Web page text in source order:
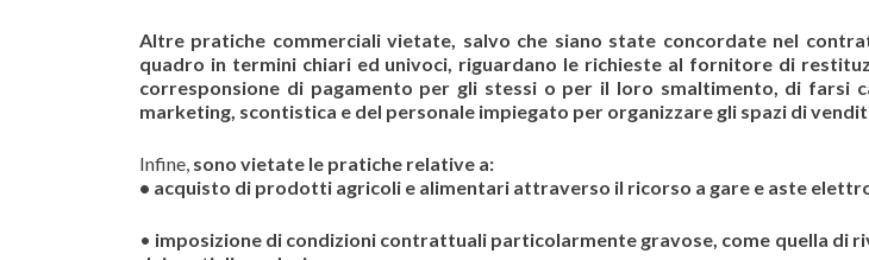
Altre pratiche commerciali vietate, salvo che siano state concordate nel
quadro in termini chiari ed univoci, riguardano le richieste al fornitore di
corresponsione di pagamento per gli stessi o per il loro smaltimento, di farsi
marketing, scontistica e del personale impiegato per organizzare gli spazi di
Infine, sono vietate le pratiche relative a:
• acquisto di prodotti agricoli e alimentari attraverso il ricorso a gare e aste
• imposizione di condizioni contrattuali particolarmente gravose, come quella di